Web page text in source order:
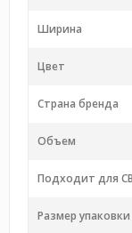
Ширина
Цвет
Страна бренда
Объем
Подходит для
Размер упаковки